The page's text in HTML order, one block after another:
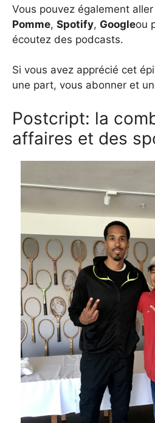
Vous pouvez également
Pomme, Spotify, Googleou
écoutez des podcasts.
Si vous avez apprécié cet
une part, vous abonner et
Postcript: la
affaires et des